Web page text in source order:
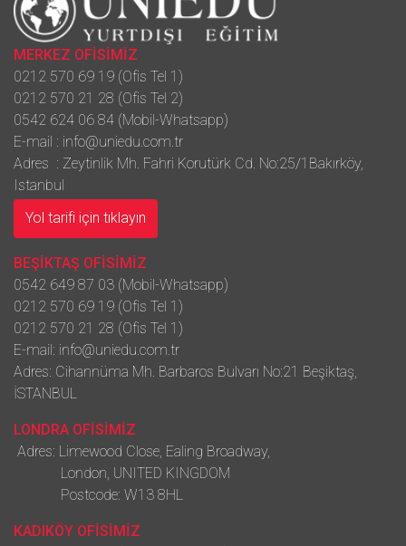
MERKEZ OFİSİMİZ
0212 570 69 19 (Ofis Tel 1)
0212 570 21 28 (Ofis Tel 2)
0542 624 06 84 (Mobil-Whatsapp)
E-mail : info@uniedu.com.tr
Adres : Zeytinlik Mh. Fahri Korutürk Cd. No:25/1Bakırköy,
Istanbul
Yol tarifi için tıklayın
BEŞİKTAŞ OFİSİMİZ
0542 649 87 03 (Mobil-Whatsapp)
0212 570 69 19 (Ofis Tel 1)
0212 570 21 28 (Ofis Tel 1)
E-mail: info@uniedu.com.tr
Adres: Cihannüma Mh. Barbaros Bulvarı No:21 Beşiktaş,
İSTANBUL
LONDRA OFİSİMİZ
Adres: Limewood Close, Ealing Broadway,
London, UNITED KINGDOM
Postcode: W13 8HL
KADIKÖY OFİSİMİZ